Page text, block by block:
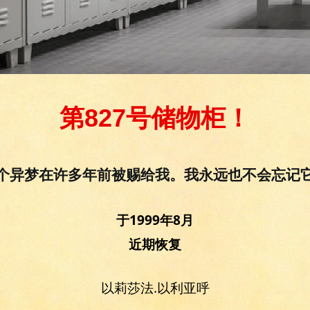
第827号储物柜！
异梦在许多年前被赐给我。我永远也不会忘记
于1999年8月
近期恢复
以莉莎法.以利亚呼